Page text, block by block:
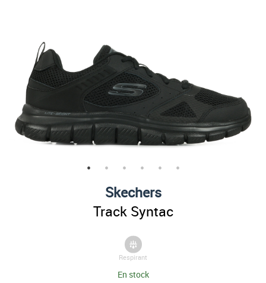
Skechers
Track Syntac
Respirant
En stock